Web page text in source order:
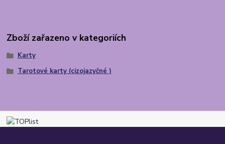
Zboží zařazeno v kategoriích
Karty
Tarotové karty (cizojazyčné )